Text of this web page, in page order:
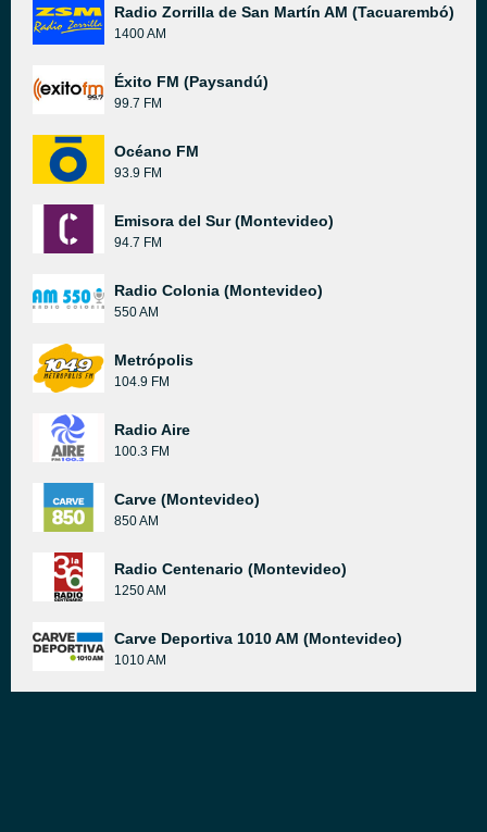
Radio Zorrilla de San Martín AM (Tacuarembó)
1400 AM
Éxito FM (Paysandú)
99.7 FM
Océano FM
93.9 FM
Emisora del Sur (Montevideo)
94.7 FM
Radio Colonia (Montevideo)
550 AM
Metrópolis
104.9 FM
Radio Aire
100.3 FM
Carve (Montevideo)
850 AM
Radio Centenario (Montevideo)
1250 AM
Carve Deportiva 1010 AM (Montevideo)
1010 AM